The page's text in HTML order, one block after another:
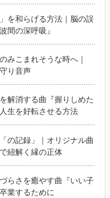
を和らげる方法｜脳の誤
間の深呼吸』
みこまれそうな時へ｜
り音声
解消する曲『握りしめた
生を好転させる方法
の記録」｜オリジナル曲
紐解く縁の正体
らさを癒やす曲『いい子
業するために